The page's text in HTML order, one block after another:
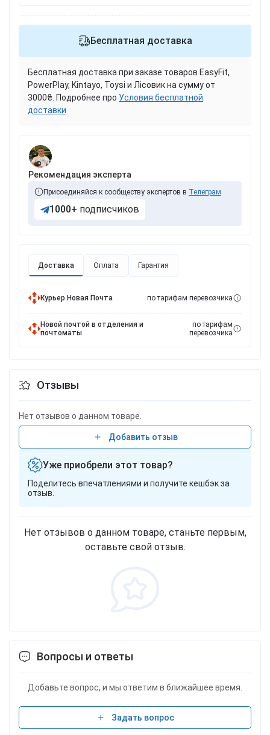
Доставка Оплата Гарантия
Курьер Новая Почта по тарифам перевозчика
Новой почтой в отделения и
почтоматы
по тарифам
перевозчика
Бесплатная доставка
Бесплатная доставка при заказе товаров EasyFit,
PowerPlay, Kintayo, Toysi и Лісовик на сумму от
3000₴. Подробнее про Условия бесплатной
доставки
Рекомендация эксперта
Присоединяйся к сообществу экспертов в Телеграм
1000+ подписчиков
Отзывы
Нет отзывов о данном товаре.
Добавить отзыв
Уже приобрели этот товар?
Поделитесь впечатлениями и получите кешбэк за
отзыв.
Нет отзывов о данном товаре, станьте первым,
оставьте свой отзыв.
Вопросы и ответы
Добавьте вопрос, и мы ответим в ближайшее время.
Задать вопрос